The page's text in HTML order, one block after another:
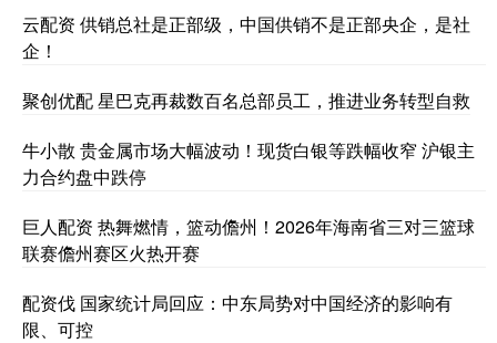
云配资 供销总社是正部级，中国供销不是正部央企，是社
企！
聚创优配 星巴克再裁数百名总部员工，推进业务转型自救
牛小散 贵金属市场大幅波动！现货白银等跌幅收窄 沪银主
力合约盘中跌停
巨人配资 热舞燃情，篮动儋州！2026年海南省三对三篮球
联赛儋州赛区火热开赛
配资伐 国家统计局回应：中东局势对中国经济的影响有
限、可控